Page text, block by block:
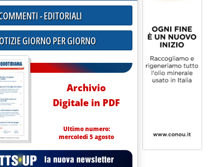
- EDITORIALI
GIORNO PER GIORNO
Archivio
Digitale in PDF
Ultimo numero:
mercoledì 5 agosto